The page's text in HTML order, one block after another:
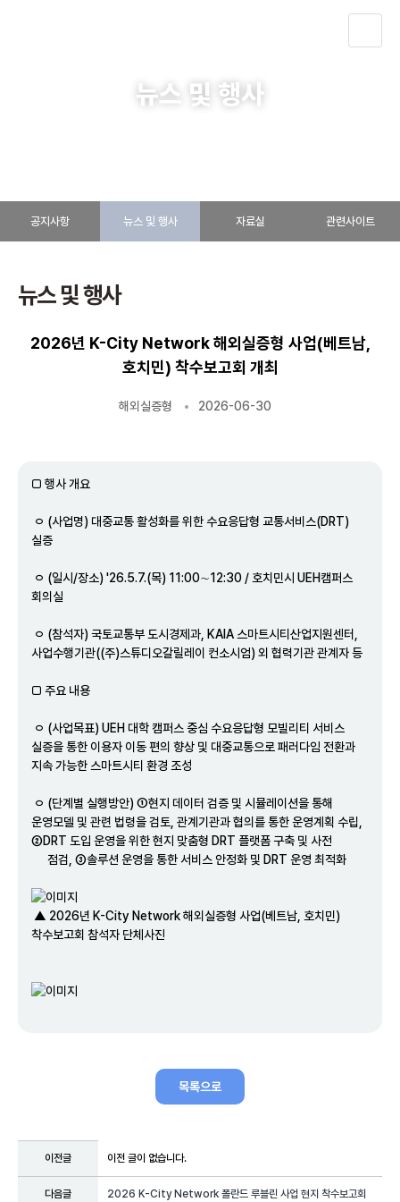
뉴스 및 행사
공지사항 뉴스 및 행사 자료실 관련사이트
뉴스 및 행사
2026년 K-City Network 해외실증형 사업(베트남,
호치민) 착수보고회 개최
해외실증형 2026-06-30
□ 행사 개요
ㅇ (사업명) 대중교통 활성화를 위한 수요응답형 교통서비스(DRT)
실증
ㅇ (일시/장소) '26.5.7.(목) 11:00∼12:30 / 호치민시 UEH캠퍼스
회의실
ㅇ (참석자) 국토교통부 도시경제과, KAIA 스마트시티산업지원센터,
사업수행기관((주)스튜디오갈릴레이 컨소시엄) 외 협력기관 관계자 등
□ 주요 내용
ㅇ (사업목표) UEH 대학 캠퍼스 중심 수요응답형 모빌리티 서비스
실증을 통한 이용자 이동 편의 향상 및 대중교통으로 패러다임 전환과
지속 가능한 스마트시티 환경 조성
ㅇ (단계별 실행방안) ①현지 데이터 검증 및 시뮬레이션을 통해
운영모델 및 관련 법령을 검토, 관계기관과 협의를 통한 운영계획 수립,
②DRT 도입 운영을 위한 현지 맞춤형 DRT 플랫폼 구축 및 사전
점검, ③솔루션 운영을 통한 서비스 안정화 및 DRT 운영 최적화
▲ 2026년 K-City Network 해외실증형 사업(베트남, 호치민)
착수보고회 참석자 단체사진
목록으로
이전글 이전 글이 없습니다.
다음글 2026 K-City Network 폴란드 루블린 사업 현지 착수보고회